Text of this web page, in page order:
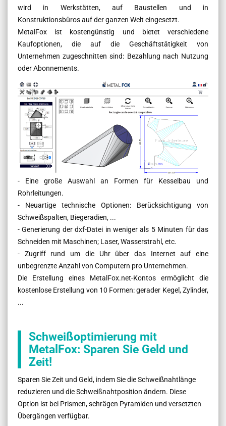
wird in Werkstätten, auf Baustellen und in
Konstruktionsbüros auf der ganzen Welt eingesetzt.
MetalFox ist kostengünstig und bietet verschiedene
Kaufoptionen, die auf die Geschäftstätigkeit von
Unternehmen zugeschnitten sind: Bezahlung nach Nutzung
oder Abonnements.
- Eine große Auswahl an Formen für Kesselbau und
Rohrleitungen.
- Neuartige technische Optionen: Berücksichtigung von
Schweißspalten, Biegeradien, ...
- Generierung der dxf-Datei in weniger als 5 Minuten für das
Schneiden mit Maschinen; Laser, Wasserstrahl, etc.
- Zugriff rund um die Uhr über das Internet auf eine
unbegrenzte Anzahl von Computern pro Unternehmen.
Die Erstellung eines MetalFox.net-Kontos ermöglicht die
kostenlose Erstellung von 10 Formen: gerader Kegel, Zylinder,
...
Schweißoptimierung mit
MetalFox: Sparen Sie Geld und
Zeit!
Sparen Sie Zeit und Geld, indem Sie die Schweißnahtlänge
reduzieren und die Schweißnahtposition ändern. Diese
Option ist bei Prismen, schrägen Pyramiden und versetzten
Übergängen verfügbar.